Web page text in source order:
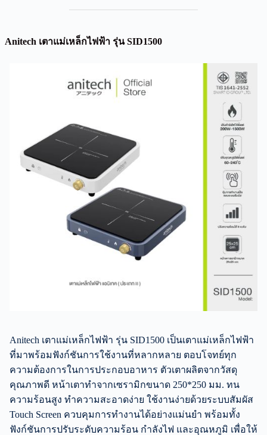
Anitech เตาแม่เหล็กไฟฟ้า รุ่น SID1500
Anitech เตาแม่เหล็กไฟฟ้า รุ่น SID1500 เป็นเตาแม่เหล็กไฟฟ้า
ที่มาพร้อมฟังก์ชันการใช้งานที่หลากหลาย ตอบโจทย์ทุก
ความต้องการในการประกอบอาหาร ตัวเตาผลิตจากวัสดุ
คุณภาพดี หน้าเตาทำจากเซรามิกขนาด 250*250 มม. ทน
ความร้อนสูง ทำความสะอาดง่าย ใช้งานง่ายด้วยระบบสัมผัส
Touch Screen ควบคุมการทำงานได้อย่างแม่นยำ พร้อมทั้ง
ฟังก์ชันการปรับระดับความร้อน กำลังไฟ และอุณหภูมิ เพื่อให้